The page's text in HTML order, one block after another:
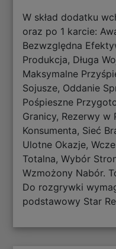
W skład dodatku
oraz po 1 karcie:
Bezwzględna
Produkcja, Długa
Maksymalne
Sojusze, Oddanie
Pośpieszne
Granicy, Rezerwy w
Konsumenta, Sieć
Ulotne Okazje,
Totalna, Wybór
Wzmożony Nabór.
Do rozgrywki
podstawowy Star